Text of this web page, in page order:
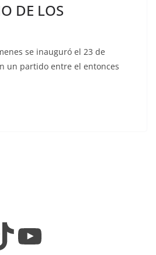
DE LOS
se inauguró el 23 de
un partido entre el entonces
YouTube